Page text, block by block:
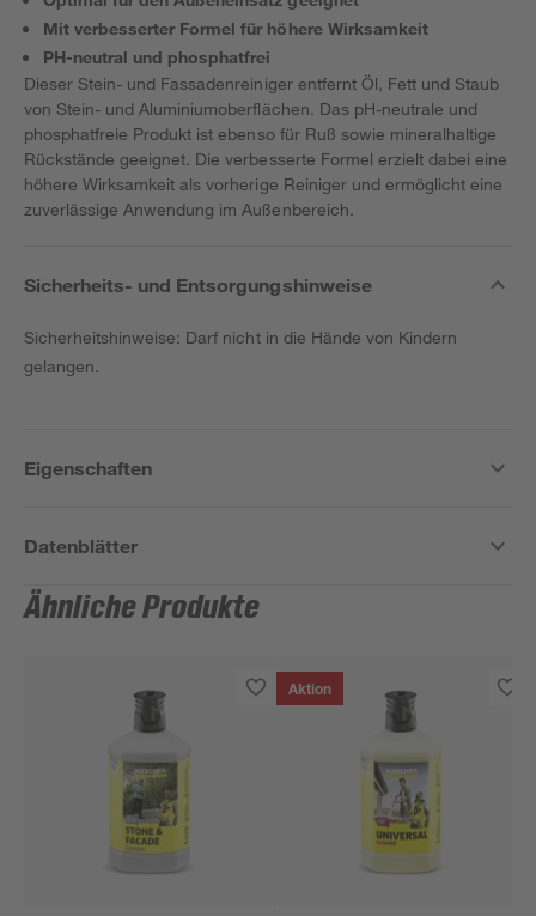
Mit verbesserter Formel für höhere Wirksamkeit
PH-neutral und phosphatfrei
Dieser Stein- und Fassadenreiniger entfernt Öl, Fett und Staub
von Stein- und Aluminiumoberflächen. Das pH-neutrale und
phosphatfreie Produkt ist ebenso für Ruß sowie mineralhaltige
Rückstände geeignet. Die verbesserte Formel erzielt dabei eine
höhere Wirksamkeit als vorherige Reiniger und ermöglicht eine
zuverlässige Anwendung im Außenbereich.
Sicherheits- und Entsorgungshinweise
Sicherheitshinweise: Darf nicht in die Hände von Kindern
gelangen.
Eigenschaften
Datenblätter
Ähnliche Produkte
Aktion